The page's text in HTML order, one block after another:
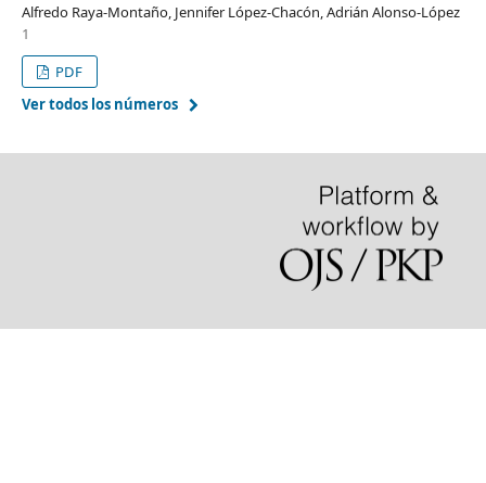
Alfredo Raya-Montaño, Jennifer López-Chacón, Adrián Alonso-López
1
PDF
Ver todos los números